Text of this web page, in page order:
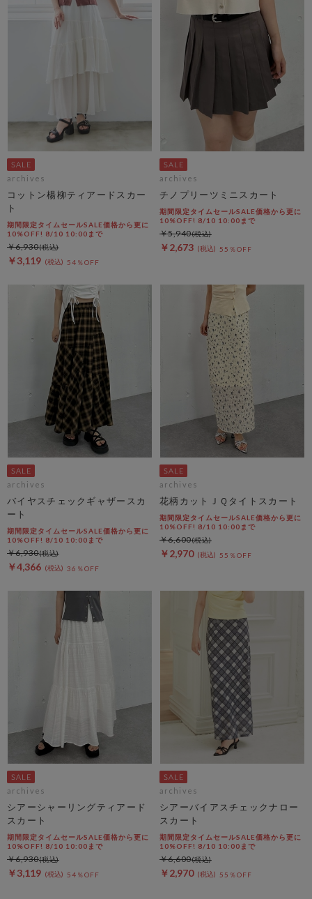
archives
コットン楊柳ティアードスカー
ト
期間限定タイムセールSALE価格から更に
10%OFF! 8/10 10:00まで
￥3,119 54％OFF
￥6,930
archives
チノプリーツミニスカート
期間限定タイムセールSALE価格から更に
10%OFF! 8/10 10:00まで
￥2,673 55％OFF
￥5,940
archives
バイヤスチェックギャザースカ
ート
期間限定タイムセールSALE価格から更に
10%OFF! 8/10 10:00まで
￥4,366 36％OFF
￥6,930
archives
花柄カットＪＱタイトスカート
期間限定タイムセールSALE価格から更に
10%OFF! 8/10 10:00まで
￥2,970 55％OFF
￥6,600
archives
シアーシャーリングティアード
スカート
期間限定タイムセールSALE価格から更に
10%OFF! 8/10 10:00まで
￥3,119 54％OFF
￥6,930
archives
シアーバイアスチェックナロー
スカート
期間限定タイムセールSALE価格から更に
10%OFF! 8/10 10:00まで
￥2,970 55％OFF
￥6,600